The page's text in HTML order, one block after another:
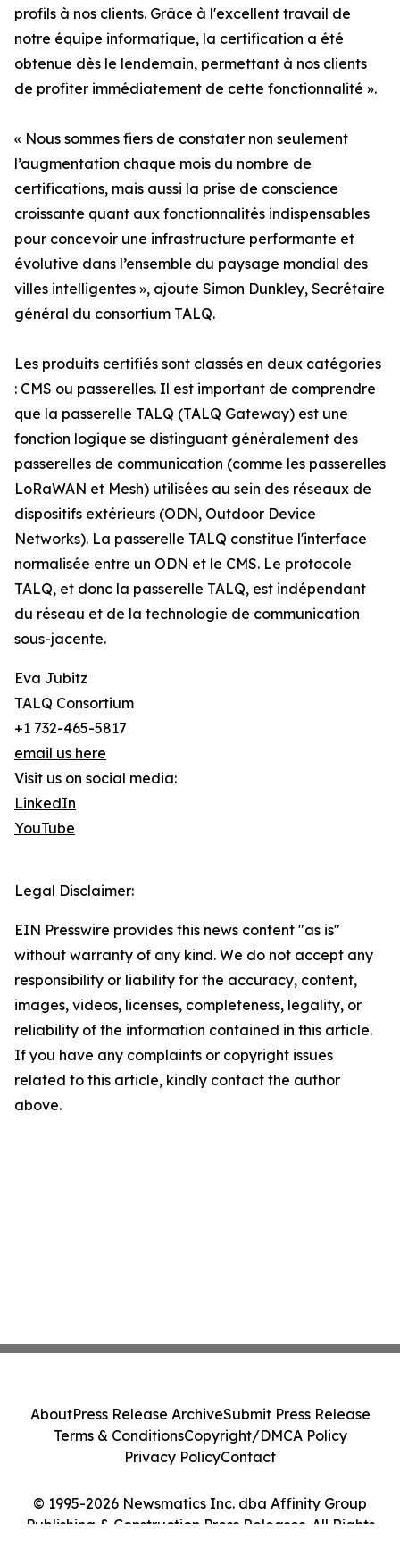
profils à nos clients. Grâce à l'excellent travail de
notre équipe informatique, la certification a été
obtenue dès le lendemain, permettant à nos clients
de profiter immédiatement de cette fonctionnalité ».
« Nous sommes fiers de constater non seulement
l’augmentation chaque mois du nombre de
certifications, mais aussi la prise de conscience
croissante quant aux fonctionnalités indispensables
pour concevoir une infrastructure performante et
évolutive dans l’ensemble du paysage mondial des
villes intelligentes », ajoute Simon Dunkley, Secrétaire
général du consortium TALQ.
Les produits certifiés sont classés en deux catégories
: CMS ou passerelles. Il est important de comprendre
que la passerelle TALQ (TALQ Gateway) est une
fonction logique se distinguant généralement des
passerelles de communication (comme les passerelles
LoRaWAN et Mesh) utilisées au sein des réseaux de
dispositifs extérieurs (ODN, Outdoor Device
Networks). La passerelle TALQ constitue l'interface
normalisée entre un ODN et le CMS. Le protocole
TALQ, et donc la passerelle TALQ, est indépendant
du réseau et de la technologie de communication
sous-jacente.
Eva Jubitz
TALQ Consortium
+1 732-465-5817
email us here
Visit us on social media:
LinkedIn
YouTube
Legal Disclaimer:
EIN Presswire provides this news content "as is"
without warranty of any kind. We do not accept any
responsibility or liability for the accuracy, content,
images, videos, licenses, completeness, legality, or
reliability of the information contained in this article.
If you have any complaints or copyright issues
related to this article, kindly contact the author
above.
© 1995-2026 Newsmatics Inc. dba Affinity Group
Publishing & Construction Press Releases. All Rights
AboutPress Release ArchiveSubmit Press Release
Terms & ConditionsCopyright/DMCA Policy
Privacy PolicyContact